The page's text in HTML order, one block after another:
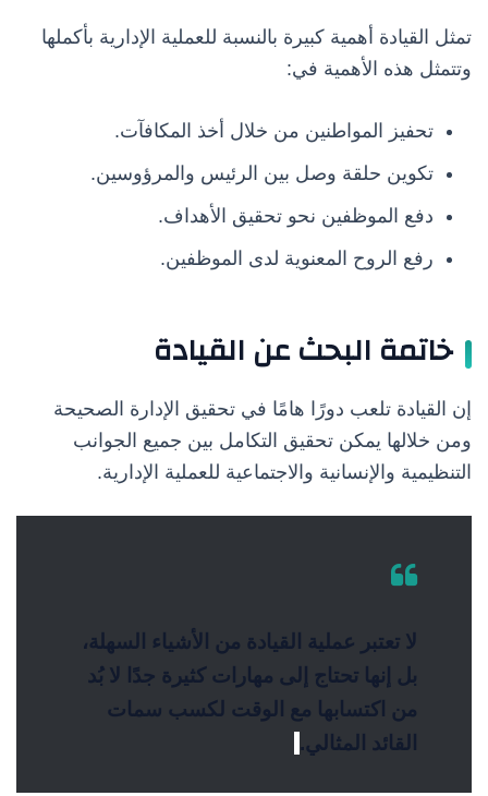
تمثل القيادة أهمية كبيرة بالنسبة للعملية الإدارية بأكملها
وتتمثل هذه الأهمية في:
تحفيز المواطنين من خلال أخذ المكافآت.
تكوين حلقة وصل بين الرئيس والمرؤوسين.
دفع الموظفين نحو تحقيق الأهداف.
رفع الروح المعنوية لدى الموظفين.
خاتمة البحث عن القيادة
إن القيادة تلعب دورًا هامًا في تحقيق الإدارة الصحيحة
ومن خلالها يمكن تحقيق التكامل بين جميع الجوانب
التنظيمية والإنسانية والاجتماعية للعملية الإدارية.
لا تعتبر عملية القيادة من الأشياء السهلة،
بل إنها تحتاج إلى مهارات كثيرة جدًا لا بُد
من اكتسابها مع الوقت لكسب سمات
القائد المثالي.